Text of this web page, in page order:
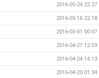
2016-05-24 22:27
2016-05-16 22:18
2016-05-01 00:07
2016-04-27 12:59
2016-04-24 14:13
2016-04-20 01:34